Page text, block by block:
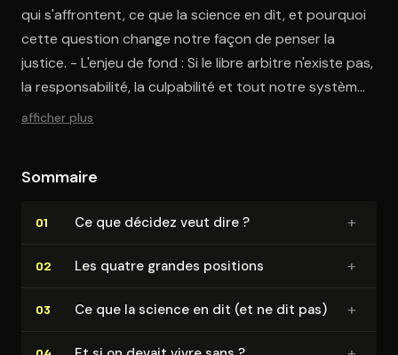
qui s'affrontent, ce que la science en dit, et pourquoi
cette question change notre façon de penser la
justice. - L'enjeu de fond : Si le libre arbitre n'existe pas,
la responsabilité, la culpabilité et tout notre système
judiciaire reposent sur une fiction.
afficher plus
Sommaire
01 Ce que décidez veut dire ? +
02 Les quatre grandes positions +
03 Ce que la science en dit (et ne dit pas) +